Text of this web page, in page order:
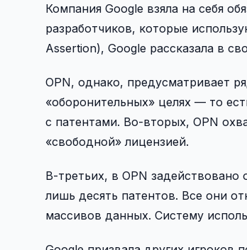
Компания Google взяла на себя
разработчиков, которые
Assertion), Google рассказала в
OPN, однако, предусматривает
«оборонительных» целях — то
с патентами. Во-вторых, OPN
«свободной» лицензией.
В-третьих, в OPN задействовано
лишь десять патентов. Все они
массивов данных. Систему